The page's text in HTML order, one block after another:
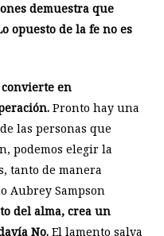
demuestra que
opuesto de la fe no es
en
Pronto hay una
las personas que
podemos elegir la
tanto de manera
Aubrey Sampson
del alma, crea un
No.El lamento salva